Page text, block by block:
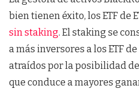
bien tienen éxito, los ETF de
sin staking. El staking se
a más inversores a los ETF
atraídos por la posibilidad
que conduce a mayores